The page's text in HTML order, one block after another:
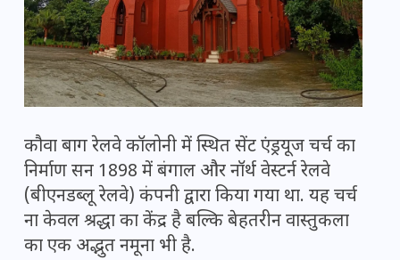
कौवा बाग रेलवे कॉलोनी में स्थित सेंट एंड्रयूज चर्च का
निर्माण सन 1898 में बंगाल और नॉर्थ वेस्टर्न रेलवे
(बीएनडब्लू रेलवे) कंपनी द्वारा किया गया था. यह चर्च
ना केवल श्रद्धा का केंद्र है बल्कि बेहतरीन वास्तुकला
का एक अद्भुत नमूना भी है.